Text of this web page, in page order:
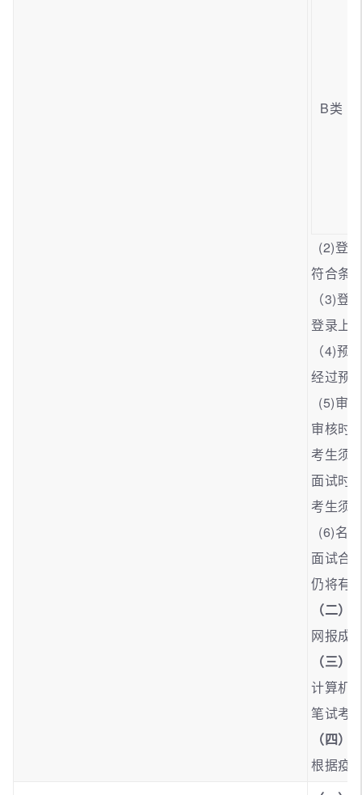
B类
(2)登
符合条
（3)登
登录上
（4)预
经过预
(5)审
审核时
考生须
面试时
考生须
(6)名
面试合
仍将有
（二）
网报成
（三）
计算机
笔试考
（四）
根据疫